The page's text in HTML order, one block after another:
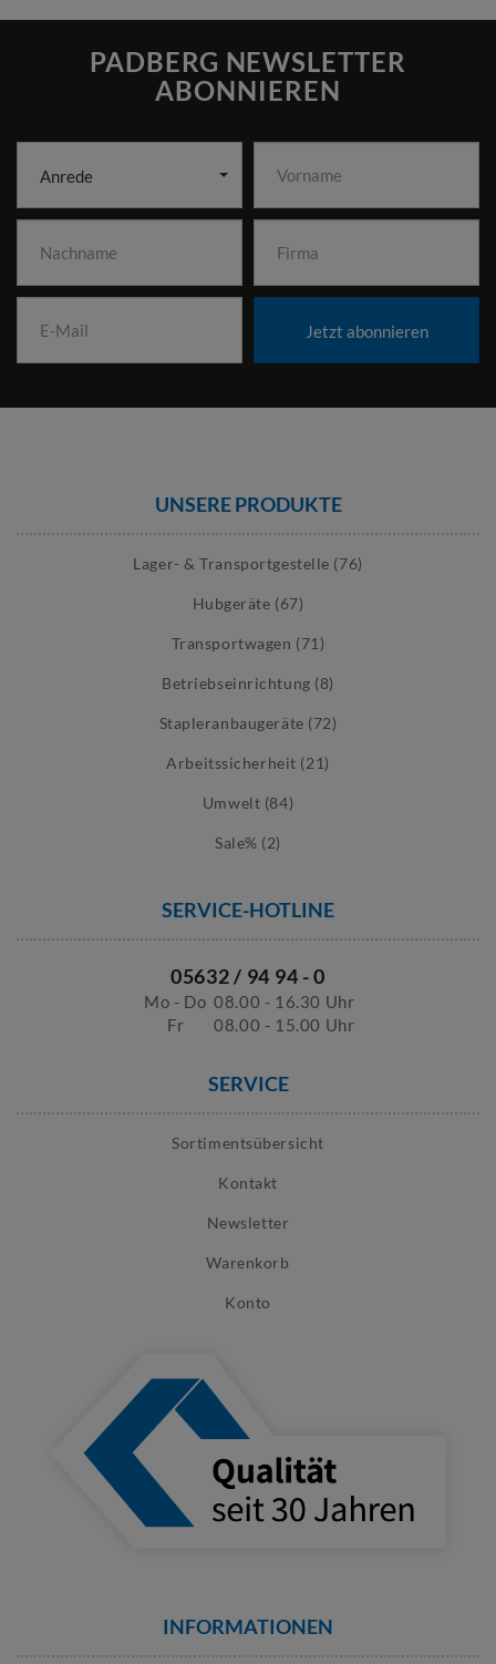
PADBERG NEWSLETTER
ABONNIEREN
Anrede
Jetzt abonnieren
UNSERE PRODUKTE
Lager- & Transportgestelle (76)
Hubgeräte (67)
Transportwagen (71)
Betriebseinrichtung (8)
Stapleranbaugeräte (72)
Arbeitssicherheit (21)
Umwelt (84)
Sale% (2)
SERVICE-HOTLINE
05632 / 94 94 - 0
Mo - Do 08.00 - 16.30 Uhr
Fr
08.00 - 15.00 Uhr
SERVICE
Sortimentsübersicht
Kontakt
Newsletter
Warenkorb
Konto
INFORMATIONEN